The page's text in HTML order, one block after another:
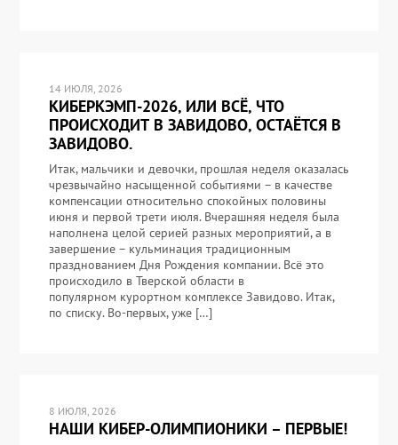
14 ИЮЛЯ, 2026
КИБЕРКЭМП-2026, ИЛИ ВСЁ, ЧТО
ПРОИСХОДИТ В ЗАВИДОВО, ОСТАЁТСЯ В
ЗАВИДОВО.
Итак, мальчики и девочки, прошлая неделя оказалась
чрезвычайно насыщенной событиями – в качестве
компенсации относительно спокойных половины
июня и первой трети июля. Вчерашняя неделя была
наполнена целой серией разных мероприятий, а в
завершение – кульминация традиционным
празднованием Дня Рождения компании. Всё это
происходило в Тверской области в
популярном курортном комплексе Завидово. Итак,
по списку. Во-первых, уже […]
8 ИЮЛЯ, 2026
НАШИ КИБЕР-ОЛИМПИОНИКИ – ПЕРВЫЕ!